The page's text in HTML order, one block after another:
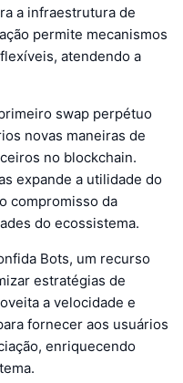
a infraestrutura de
permite mecanismos
atendendo a
swap perpétuo
novas maneiras de
no blockchain.
expande a utilidade do
compromisso da
do ecossistema.
Bots, um recurso
estratégias de
a velocidade e
fornecer aos usuários
enriquecendo